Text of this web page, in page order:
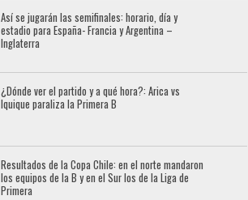
Así se jugarán las semifinales: horario, día y
estadio para España- Francia y Argentina –
Inglaterra
¿Dónde ver el partido y a qué hora?: Arica vs
Iquique paraliza la Primera B
Resultados de la Copa Chile: en el norte mandaron
los equipos de la B y en el Sur los de la Liga de
Primera